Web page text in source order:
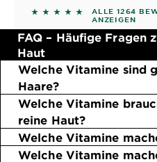
4.6733 out of 5 stars
ALLE 1264
ANZEIGEN
FAQ – Häufige Fragen
Haut
Welche Vitamine sind
Haare?
Welche Vitamine
reine Haut?
Welche Vitamine
Welche Vitamine